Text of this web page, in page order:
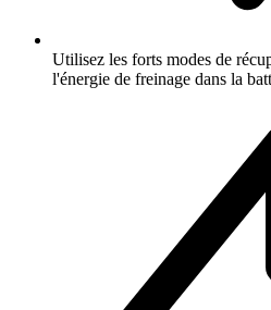
Utilisez les forts modes de
l'énergie de freinage dans la